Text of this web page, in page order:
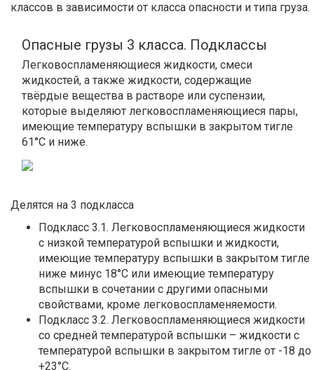
классов в зависимости от класса опасности и типа груза.
Опасные грузы 3 класса. Подклассы
Легковоспламеняющиеся жидкости, смеси
жидкостей, а также жидкости, содержащие
твёрдые вещества в растворе или суспензии,
которые выделяют легковоспламеняющиеся пары,
имеющие температуру вспышки в закрытом тигле
61°С и ниже.
Делятся на 3 подкласса
Подкласс 3.1. Легковоспламеняющиеся жидкости
с низкой температурой вспышки и жидкости,
имеющие температуру вспышки в закрытом тигле
ниже минус 18°С или имеющие температуру
вспышки в сочетании с другими опасными
свойствами, кроме легковоспламеняемости.
Подкласс 3.2. Легковоспламеняющиеся жидкости
со средней температурой вспышки – жидкости с
температурой вспышки в закрытом тигле от -18 до
+23°С.